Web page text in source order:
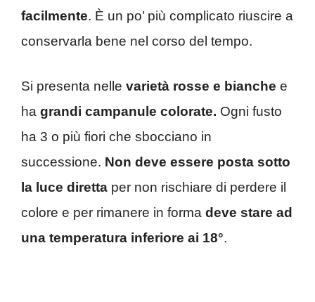
facilmente. È un po’ più complicato riuscire a
conservarla bene nel corso del tempo.
Si presenta nelle varietà rosse e bianche e
ha grandi campanule colorate. Ogni fusto
ha 3 o più fiori che sbocciano in
successione. Non deve essere posta sotto
la luce diretta per non rischiare di perdere il
colore e per rimanere in forma deve stare ad
una temperatura inferiore ai 18°.